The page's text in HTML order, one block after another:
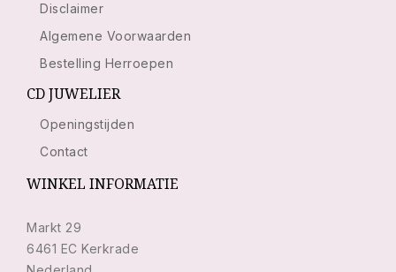
Disclaimer
Algemene Voorwaarden
Bestelling Herroepen
CD JUWELIER
Openingstijden
Contact
WINKEL INFORMATIE
Markt 29
6461 EC Kerkrade